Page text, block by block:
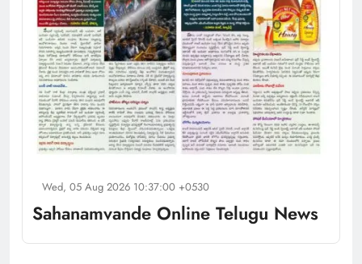
Wed, 05 Aug 2026 10:37:00 +0530
Sahanamvande Online Telugu News